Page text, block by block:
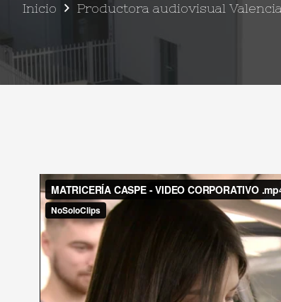
Inicio Productora audiovisual Valencia